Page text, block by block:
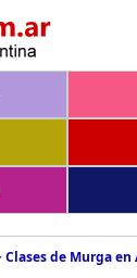
Clases de Murga